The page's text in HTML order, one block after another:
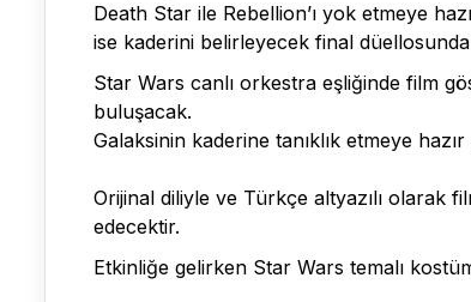
Death Star ile Rebellion’ı yok etmeye
ise kaderini belirleyecek final
Star Wars canlı orkestra eşliğinde film
buluşacak.
Galaksinin kaderine tanıklık etmeye hazır
Orijinal diliyle ve Türkçe altyazılı olarak
edecektir.
Etkinliğe gelirken Star Wars temalı